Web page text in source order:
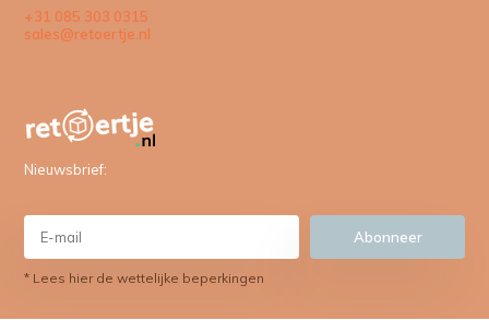
+31 085 303 0315
sales@retoertje.nl
Nieuwsbrief:
Abonneer
* Lees hier de wettelijke beperkingen